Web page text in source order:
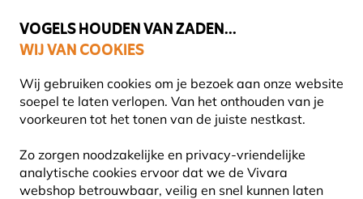
VOGELS HOUDEN VAN ZADEN...
WIJ VAN COOKIES
Wij gebruiken cookies om je bezoek aan onze website
soepel te laten verlopen. Van het onthouden van je
voorkeuren tot het tonen van de juiste nestkast.
Zo zorgen noodzakelijke en privacy-vriendelijke
analytische cookies ervoor dat we de Vivara
webshop betrouwbaar, veilig en snel kunnen laten
Uitstekend beoordeeld in 11 landen
Gratis thuisbezorgd vanaf €49